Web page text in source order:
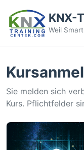
KNX-
Weil
Sie melden sich
Kurs. Pflichtfelder